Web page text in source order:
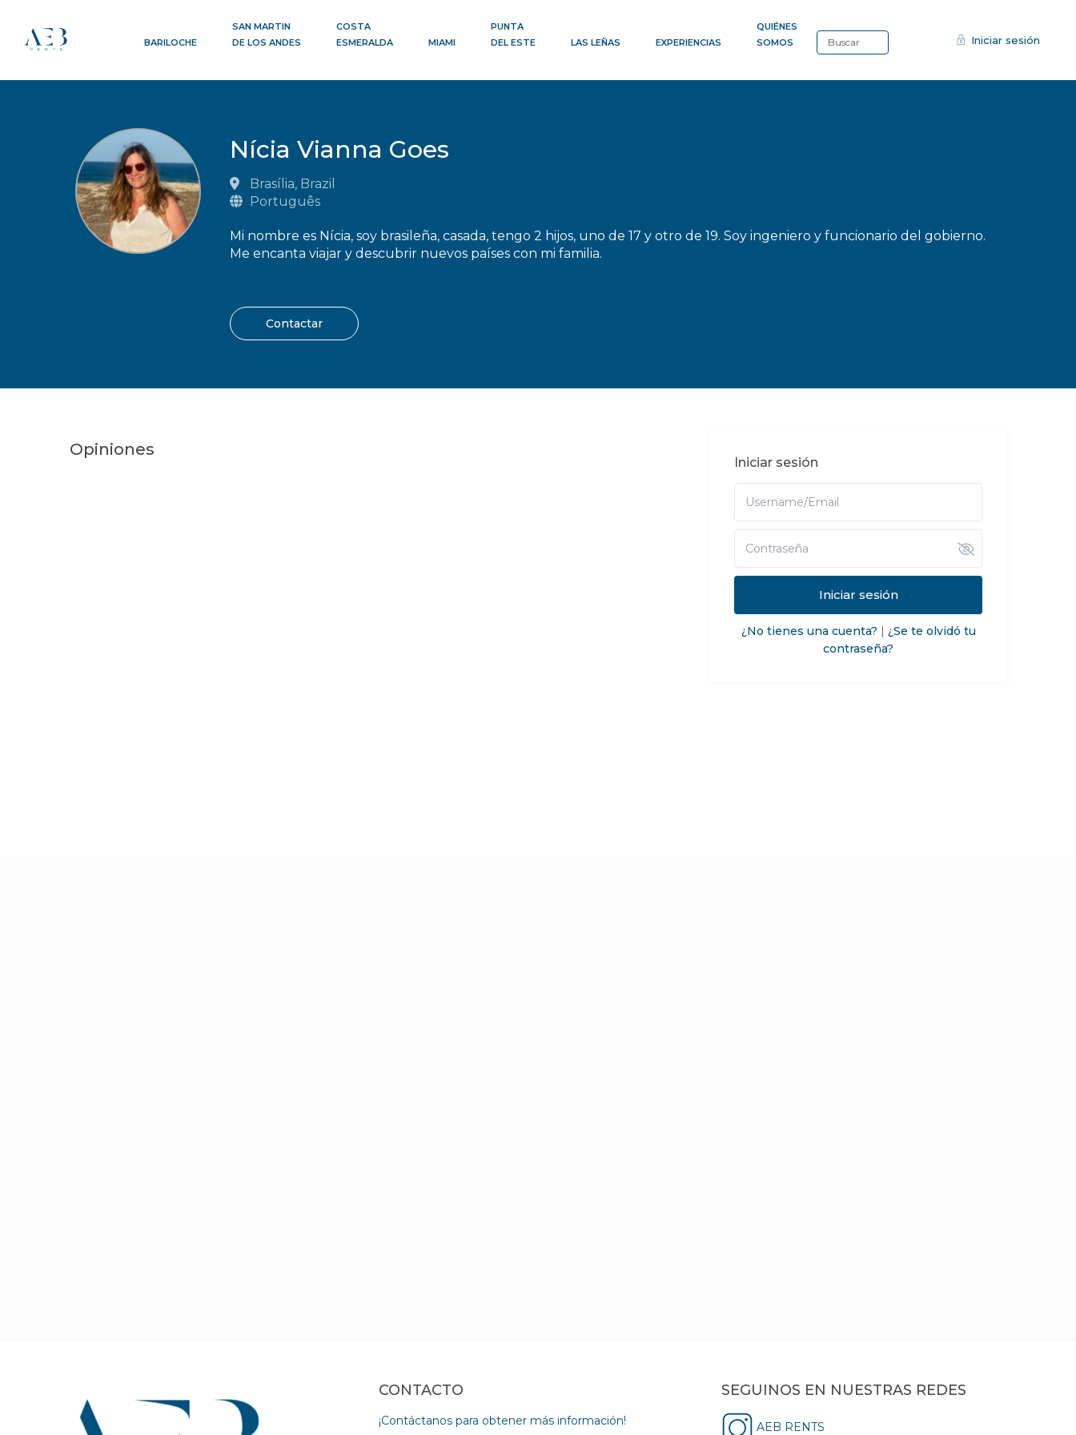
BARILOCHE
SAN MARTIN
DE LOS ANDES
COSTA
ESMERALDA
MIAMI
PUNTA
DEL ESTE
LAS LEÑAS EXPERIENCIAS
QUIÉNES
SOMOS
Iniciar sesión
Nícia Vianna Goes
Brasília, Brazil
Português
Mi nombre es Nícia, soy brasileña, casada, tengo 2 hijos, uno de 17 y otro de 19. Soy ingeniero y funcionario del gobierno.
Me encanta viajar y descubrir nuevos países con mi familia.
Contactar
Opiniones
Iniciar sesión
Iniciar sesión
¿No tienes una cuenta? | ¿Se te olvidó tu
contraseña?
CONTACTO
¡Contáctanos para obtener más información!
SEGUINOS EN NUESTRAS REDES
AEB RENTS